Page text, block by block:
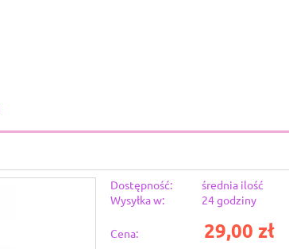
Dostępność:
średnia ilość
Wysyłka w:
24 godziny
Cena: 29,00 zł